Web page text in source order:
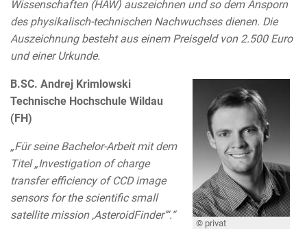
Wissenschaften (HAW) auszeichnen und so dem Ansporn
des physikalisch-technischen Nachwuchses dienen. Die
Auszeichnung besteht aus einem Preisgeld von 2.500 Euro
und einer Urkunde.
© privat
B.SC. Andrej Krimlowski
Technische Hochschule Wildau
(FH)
„Für seine Bachelor-Arbeit mit dem
Titel „Investigation of charge
transfer efficiency of CCD image
sensors for the scientific small
satellite mission ‚AsteroidFinder‘“.“